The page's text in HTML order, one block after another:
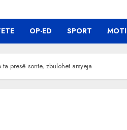
OP-ED SPORT MOTI
presë sonte, zbulohet arsyeja